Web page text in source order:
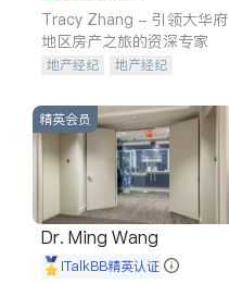
Tracy Zhang - 引领大华府
地区房产之旅的资深专家
地产经纪
地产经纪
商铺租售
开发商建商
精英会员
Dr. Ming Wang
iTalkBB精英认证